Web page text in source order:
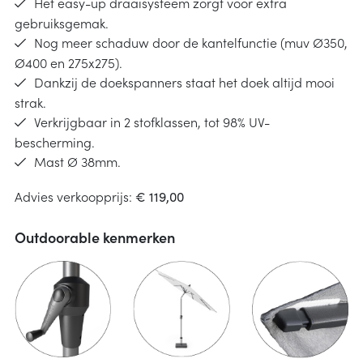
gebruiksgemak.
Nog meer schaduw door de kantelfunctie (muv Ø350,
Ø400 en 275x275).
Dankzij de doekspanners staat het doek altijd mooi
strak.
Verkrijgbaar in 2 stofklassen, tot 98% UV-
bescherming.
Mast Ø 38mm.
Advies verkoopprijs: € 119,00
Outdoorable kenmerken